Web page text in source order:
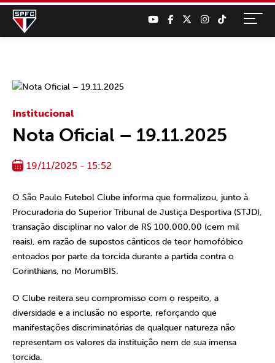
Institucional
Nota Oficial – 19.11.2025
19/11/2025 - 15:52
O São Paulo Futebol Clube informa que formalizou, junto à
Procuradoria do Superior Tribunal de Justiça Desportiva (STJD),
transação disciplinar no valor de R$ 100.000,00 (cem mil
reais), em razão de supostos cânticos de teor homofóbico
entoados por parte da torcida durante a partida contra o
Corinthians, no MorumBIS.
O Clube reitera seu compromisso com o respeito, a
diversidade e a inclusão no esporte, reforçando que
manifestações discriminatórias de qualquer natureza não
representam os valores da instituição nem de sua imensa
torcida.